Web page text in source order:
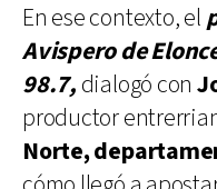
En ese contexto, el
Avispero de
98.7, dialogó con
productor
Norte,